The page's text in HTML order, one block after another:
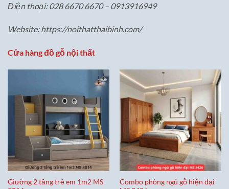
Điện thoại: 028 6670 6670 – 0913916949
Website: https://noithatthaibinh.com/
Cửa hàng đồ gỗ nội thất
Giường 2 tầng trẻ em 1m2 MS
Combo phòng ngủ gỗ hiện đại